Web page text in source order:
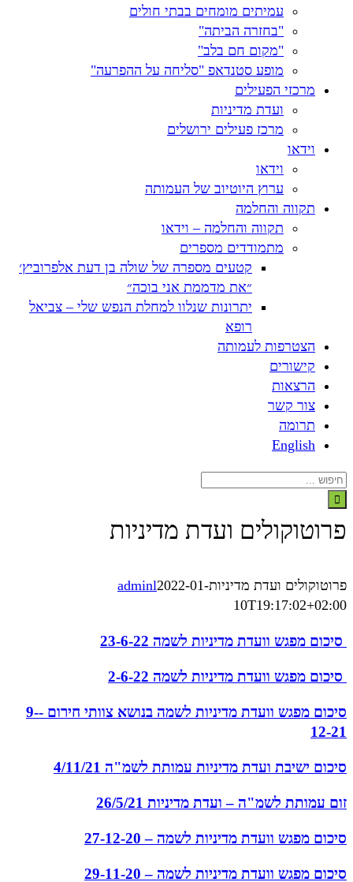
עמיתים מומחים בבתי חולים
"בחזרה הביתה"
"מקום חם בלב"
מופע סטנדאפ "סליחה על ההפרעה"
מרכזי הפעילים
ועדת מדיניות
מרכז פעילים ירושלים
וידאו
וידאו
ערוץ היוטיוב של העמותה
תקווה והחלמה
תקווה והחלמה – וידאו
מתמודדים מספרים
קטעים מספרה של שולה בן דעת אלפרוביץ׳
״את מדממת אני בוכה״
יתרונות שנלוו למחלת הנפש שלי – צביאל
רופא
הצטרפות לעמותה
קישורים
הרצאות
צור קשר
תרומה
English
חיפוש...
פרוטוקולים ועדת מדיניות
פרוטוקולים ועדת מדיניות adminl2022-01-
10T19:17:02+02:00
‏‏ סיכום מפגש וועדת מדיניות לשמה 23-6-22
‏‏ סיכום מפגש וועדת מדיניות לשמה 2-6-22
סיכום מפגש וועדת מדיניות לשמה בנושא צוותי חירום -9-
12-21
‏‏סיכום ישיבת ועדת מדיניות עמותת לשמ"ה 4/11/21
זום עמותת לשמ"ה – ועדת מדיניות 26/5/21
סיכום מפגש וועדת מדיניות לשמה – 27-12-20
סיכום מפגש וועדת מדיניות לשמה – 29-11-20